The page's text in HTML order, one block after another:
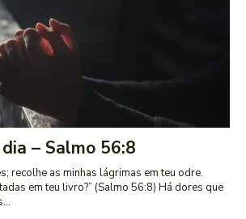
– Salmo 56:8
recolhe as minhas lágrimas em teu odre.
teu livro?” (Salmo 56:8) Há dores que